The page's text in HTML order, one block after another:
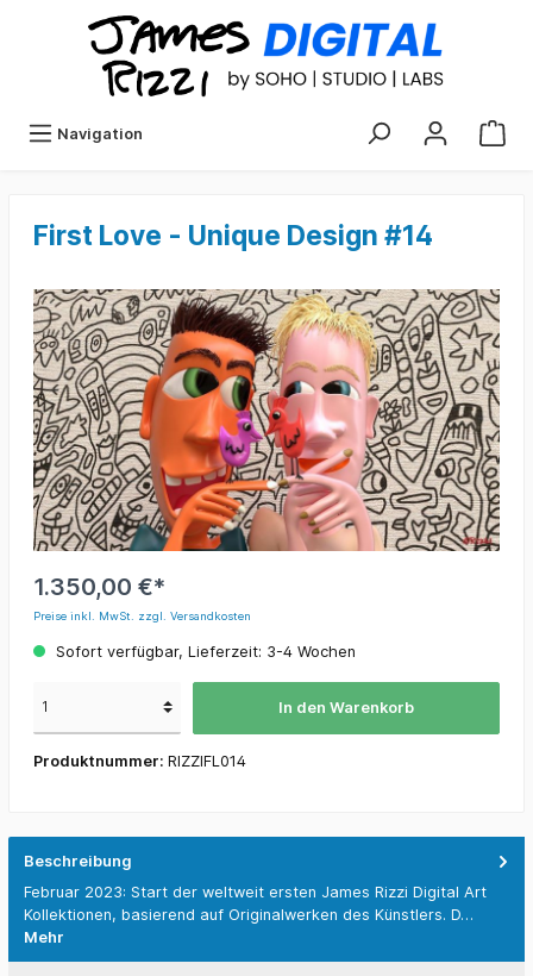
Navigation
First Love - Unique Design #14
1.350,00 €*
Preise inkl. MwSt. zzgl. Versandkosten
Sofort verfügbar, Lieferzeit: 3-4 Wochen
In den Warenkorb
Produktnummer: RIZZIFL014
Beschreibung
Februar 2023: Start der weltweit ersten James Rizzi Digital Art
Kollektionen, basierend auf Originalwerken des Künstlers. D…
Mehr